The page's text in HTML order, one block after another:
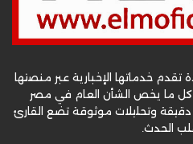
خدماتها الإخبارية عبر منصتها
كل ما يخص الشأن العام في مصر
وتحليلات موثوقة تضع القارئ
الحدث.